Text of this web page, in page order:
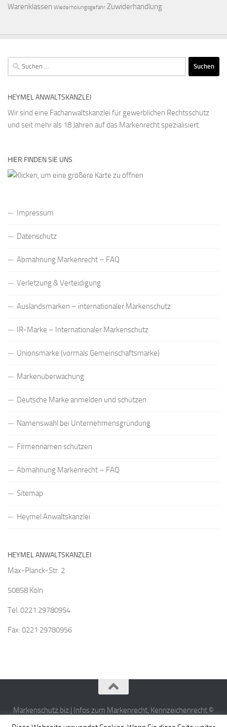
Warenklassen Wiederholungsgefahr Zuwiderhandlung
Suchen
nach:
HEYMEL ANWALTSKANZLEI
Wir sind eine Fachanwaltskanzlei für gewerblichen Rechtsschutz
und seit mehr als 18 Jahren auf das Markenrecht spezialisiert.
HIER FINDEN SIE UNS
Impressum
Datenschutz
Abmahnung Markenrecht – FAQ
Verletzung & Verteidigung
Auslandsmarken – internationaler Markenschutz
IR-Marke – Internationaler Markenschutz
Unionsmarke (vormals Gemeinschaftsmarke)
Markenüberwachung
Deutsche Marke anmelden und schützen
Namenswahl bei Unternehmensgründung
Firmennamen schützen
Abmahnung Markenrecht – FAQ
Sitemap
Heymel Anwaltskanzlei
HEYMEL ANWALTSKANZLEI
Max-Planck-Str. 2
50858 Köln
Tel. 0221 29780954
Fax: 0221 29780956
Markenschutz.biz | Infos zum Markenrecht, Kennzeichenrecht ©